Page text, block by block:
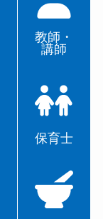
教師・
講師
保育士